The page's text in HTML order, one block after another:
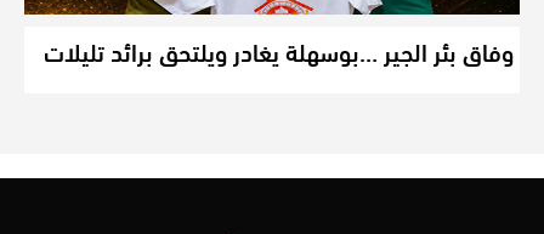
وفاق بئر الجير …بوسهلة يغادر ويلتحق برائد تليلات